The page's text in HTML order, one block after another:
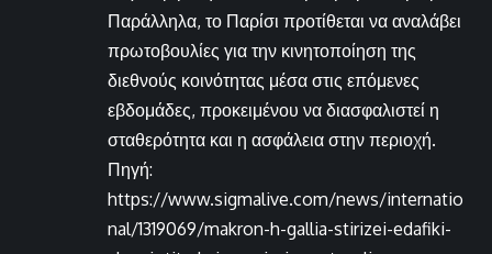
Παράλληλα, το Παρίσι προτίθεται να αναλάβει
πρωτοβουλίες για την κινητοποίηση της
διεθνούς κοινότητας μέσα στις επόμενες
εβδομάδες, προκειμένου να διασφαλιστεί η
σταθερότητα και η ασφάλεια στην περιοχή.
Πηγή:
https://www.sigmalive.com/news/internatio
nal/1319069/makron-h-gallia-stirizei-edafiki-